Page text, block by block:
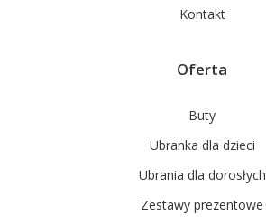
Kontakt
Oferta
Buty
Ubranka dla dzieci
Ubrania dla dorosłych
Zestawy prezentowe